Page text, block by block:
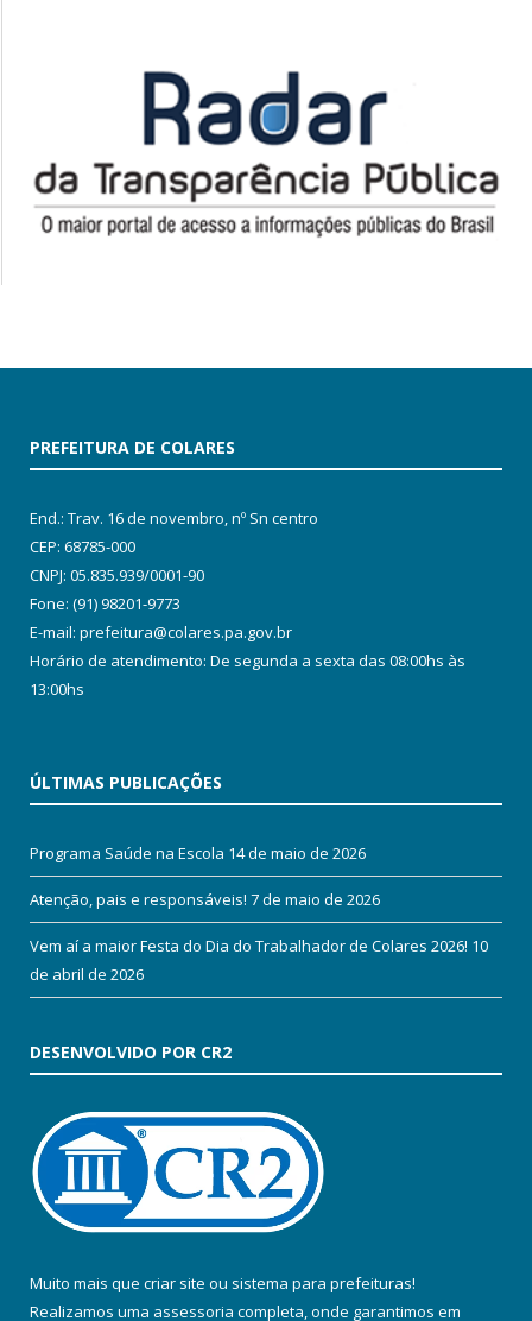
PREFEITURA DE COLARES
End.: Trav. 16 de novembro, nº Sn centro
CEP: 68785-000
CNPJ: 05.835.939/0001-90
Fone: (91) 98201-9773
E-mail: prefeitura@colares.pa.gov.br
Horário de atendimento: De segunda a sexta das 08:00hs às
13:00hs
ÚLTIMAS PUBLICAÇÕES
Programa Saúde na Escola 14 de maio de 2026
Atenção, pais e responsáveis! 7 de maio de 2026
Vem aí a maior Festa do Dia do Trabalhador de Colares 2026! 10
de abril de 2026
DESENVOLVIDO POR CR2
Muito mais que criar site ou sistema para prefeituras!
Realizamos uma assessoria completa, onde garantimos em